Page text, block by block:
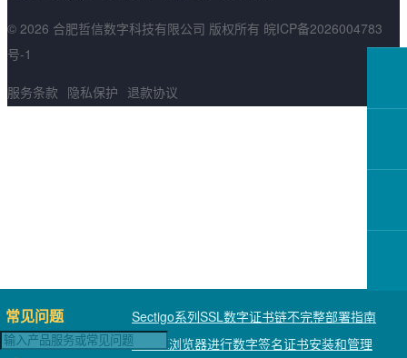
常见问题
Sectigo系列SSL数字证书链不完整部署指南
使用IE浏览器进行数字签名证书安装和管理
© 2026 合肥哲信数字科技有限公司 版权所有 皖ICP备2026004783
号-1
服务条款 隐私保护 退款协议